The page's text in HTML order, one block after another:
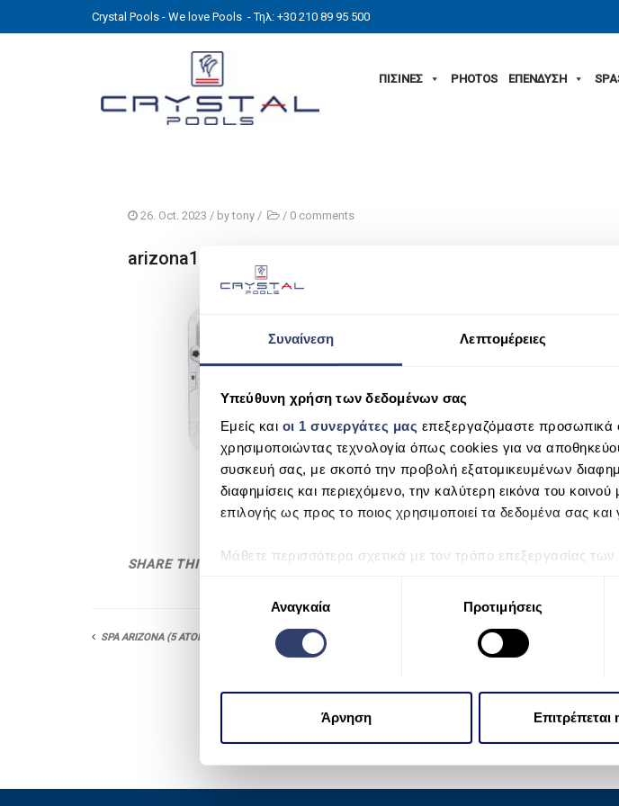
Συναίνεση Λεπτομέρειες
Υπεύθυνη χρήση των δεδομένων σας
Εμείς και οι 1 συνεργάτες μας επεξεργαζόμαστε προσωπικά
χρησιμοποιώντας τεχνολογία όπως cookies για να
συσκευή σας, με σκοπό την προβολή εξατομικευμένων
διαφημίσεις και περιεχόμενο, την καλύτερη εικόνα του
επιλογής ως προς το ποιος χρησιμοποιεί τα δεδομένα σας και
Μάθετε περισσότερα σχετικά με τον τρόπο επεξεργασίας
πάσα στιγμή από τη Δήλωση Cookies.
Χρησιμοποιούμε cookie για την εξατομίκευση περιεχομένου
από μέρους σας χρήση των υπηρεσιών τους.
υ
Αναγκαία Προτιμήσεις
Άρνηση Επιτρέπεται
Crystal Pools - We love Pools - Τηλ: +30 210 89 95 500
ΠΙΣΙΝΕΣ PHOTOS ΕΠΕΝΔΥΣΗ
26. Oct. 2023 / bytony / / 0 comments
arizona1
SHARE THIS
SPA ARIZONA (5 ATOMA)